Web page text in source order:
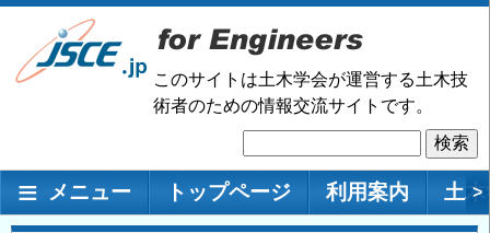
メ
ン
に
このサイトは土木学会が運営する土木技
術者のための情報交流サイトです。
索
メインナビゲーション
メニュー トップページ 利用案内 土 >